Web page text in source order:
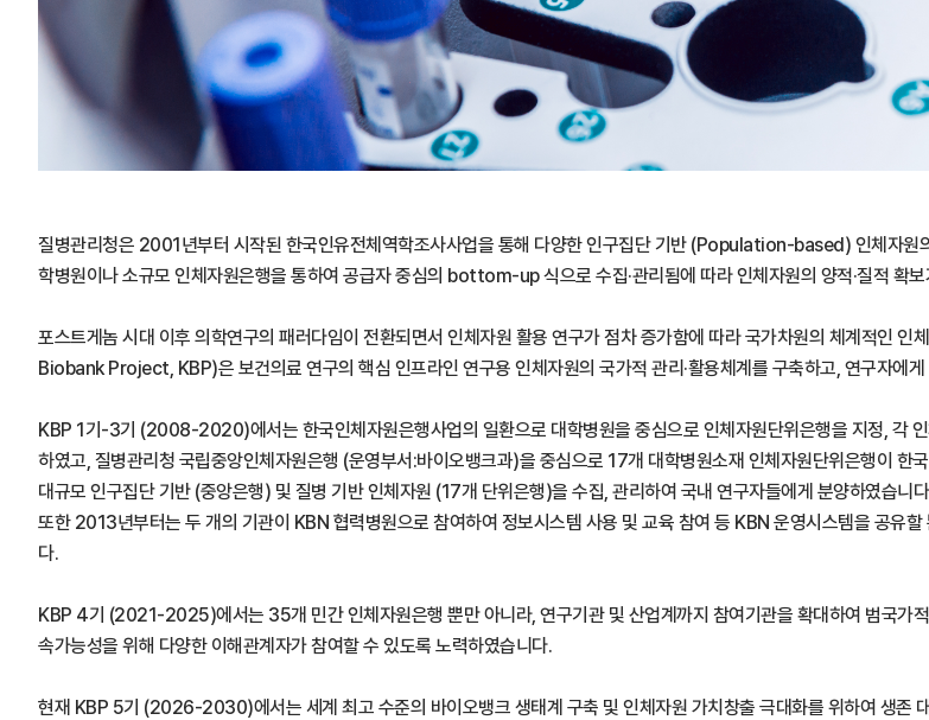
질병관리청은 2001년부터 시작된 한국인유전체역학조사사업을 통해 다양한 인구집단 기반 (Population-based) 인체자원
학병원이나 소규모 인체자원은행을 통하여 공급자 중심의 bottom-up 식으로 수집·관리됨에 따라 인체자원의 양적·질적 확
포스트게놈 시대 이후 의학연구의 패러다임이 전환되면서 인체자원 활용 연구가 점차 증가함에 따라 국가차원의 체계적인
Biobank Project, KBP)은 보건의료 연구의 핵심 인프라인 연구용 인체자원의 국가적 관리·활용체계를 구축하고, 연구자에
KBP 1기-3기 (2008-2020)에서는 한국인체자원은행사업의 일환으로 대학병원을 중심으로 인체자원단위은행을 지정, 각
하였고, 질병관리청 국립중앙인체자원은행 (운영부서:바이오뱅크과)을 중심으로 17개 대학병원소재 인체자원단위은행이
대규모 인구집단 기반 (중앙은행) 및 질병 기반 인체자원 (17개 단위은행)을 수집, 관리하여 국내 연구자들에게 분양하였습니
또한 2013년부터는 두 개의 기관이 KBN 협력병원으로 참여하여 정보시스템 사용 및 교육 참여 등 KBN 운영시스템을 공유
다.
KBP 4기 (2021-2025)에서는 35개 민간 인체자원은행 뿐만 아니라, 연구기관 및 산업계까지 참여기관을 확대하여 범국가
속가능성을 위해 다양한 이해관계자가 참여할 수 있도록 노력하였습니다.
현재 KBP 5기 (2026-2030)에서는 세계 최고 수준의 바이오뱅크 생태계 구축 및 인체자원 가치창출 극대화를 위하여 생존